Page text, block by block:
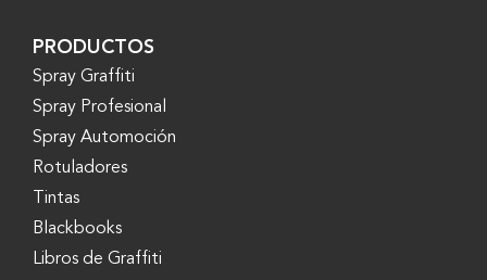
PRODUCTOS
Spray Graffiti
Spray Profesional
Spray Automoción
Rotuladores
Tintas
Blackbooks
Libros de Graffiti